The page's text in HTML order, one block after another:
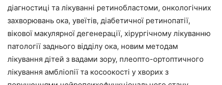
діагностиці та лікуванні ретинобластоми, онкологічних
захворювань ока, увеїтів, діабетичної ретинопатії,
вікової макулярної дегенерації, хірургічному лікуванню
патології заднього відділу ока, новим методам
лікування дітей з вадами зору, плеопто-ортоптичного
лікування амбліопії та косоокості у хворих з